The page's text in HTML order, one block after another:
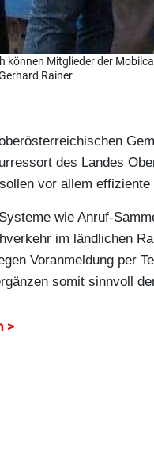
können Mitglieder der
Rainer
des Landes
vor allem
wie Anruf-
im ländlichen
Voranmeldung per
somit sinnvoll